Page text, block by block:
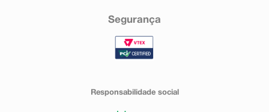
Segurança
Responsabilidade social